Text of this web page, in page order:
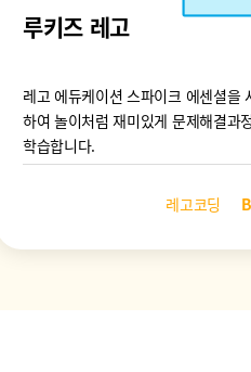
루키즈 레고
레고 에듀케이션 스파이크 에센셜을
하여 놀이처럼 재미있게 문제해결과
학습합니다.
레고코딩